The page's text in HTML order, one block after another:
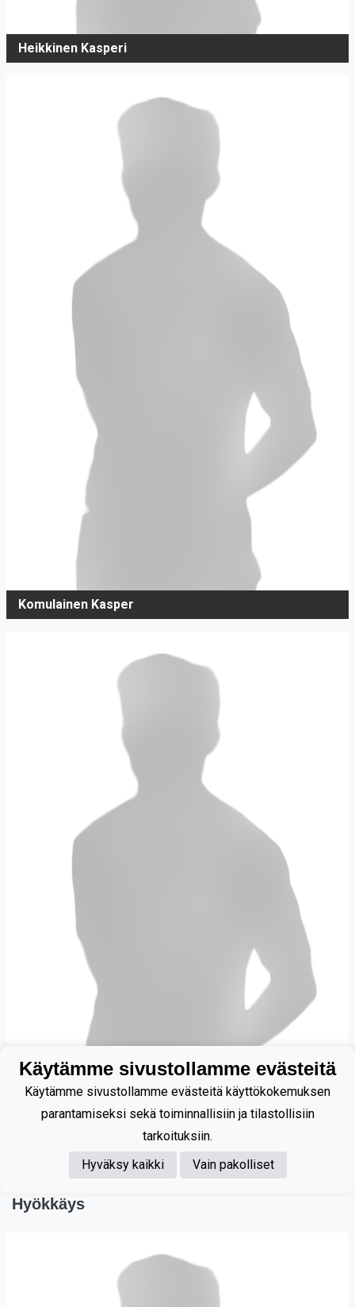
Heikkinen Kasperi
Komulainen Kasper
Määttä Miko
Hyökkäys
Käytämme sivustollamme evästeitä
Käytämme sivustollamme evästeitä käyttökokemuksen
parantamiseksi sekä toiminnallisiin ja tilastollisiin
tarkoituksiin.
Hyväksy kaikki
Vain pakolliset